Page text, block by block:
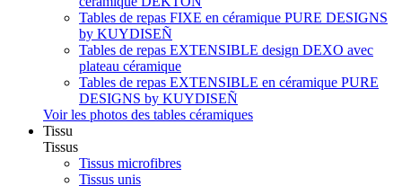
Tables de repas FIXE en céramique PURE DESIGNS
by KUYDISEÑ
Tables de repas EXTENSIBLE design DEXO avec
plateau céramique
Tables de repas EXTENSIBLE en céramique PURE
DESIGNS by KUYDISEÑ
Voir les photos des tables céramiques
Tissu
Tissus
Tissus microfibres
Tissus unis